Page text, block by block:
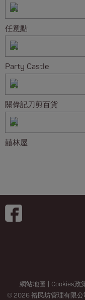
任意點
Party Castle
關偉記刀剪百貨
囍林屋
網站地圖 Cookies政
© 2026 裕民坊管理有限